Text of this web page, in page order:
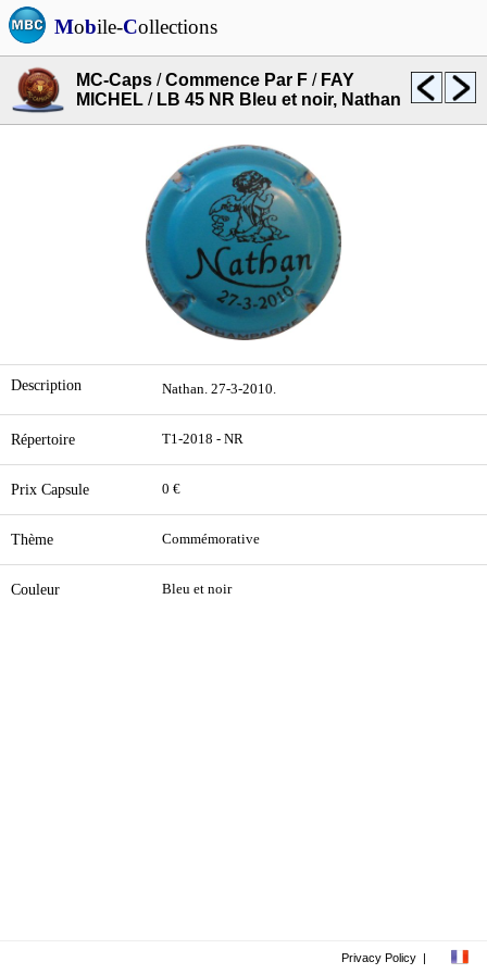
Mobile-Collections
MC-Caps /Commence Par F / FAY
MICHEL / LB 45 NR Bleu et noir, Nathan
Description Nathan. 27-3-2010.
Répertoire T1-2018 - NR
Prix Capsule 0 €
Thème Commémorative
Couleur Bleu et noir
Privacy Policy |